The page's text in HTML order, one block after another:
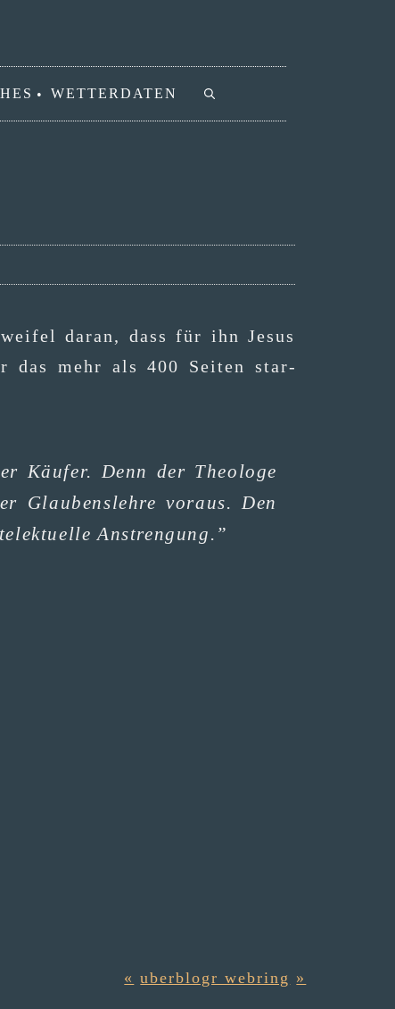
WETTERDATEN
dar­an, dass für ihn Jesus
das mehr als 400 Sei­ten star­
Käu­fer. Denn der Theo­lo­ge
Glau­bens­leh­re vor­aus. Den
Anstrengung.”
« uberblogr webring »